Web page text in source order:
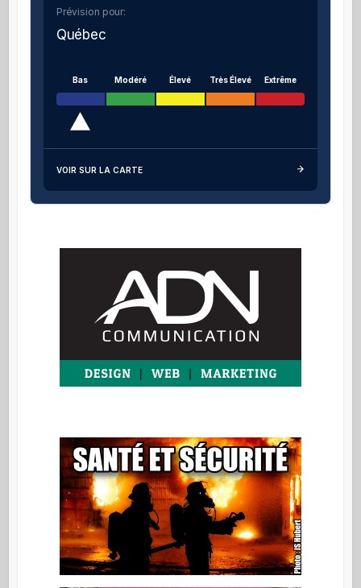
Prévision pour:
Québec
Bas Modéré Élevé Très Élevé Extrême
VOIR SUR LA CARTE